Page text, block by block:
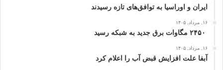
ایران و اوراسیا به توافق‌های تازه رسیدند
۱۶, مرداد, ۱۴۰۵
۱۶, مرداد, ۱۴۰۵
آبفا علت افزایش قبض آب را اعلام کرد